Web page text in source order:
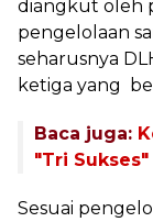
diangkut oleh
pengelolaan
seharusnya
ketiga yang
Baca juga:
"Tri
Sesuai